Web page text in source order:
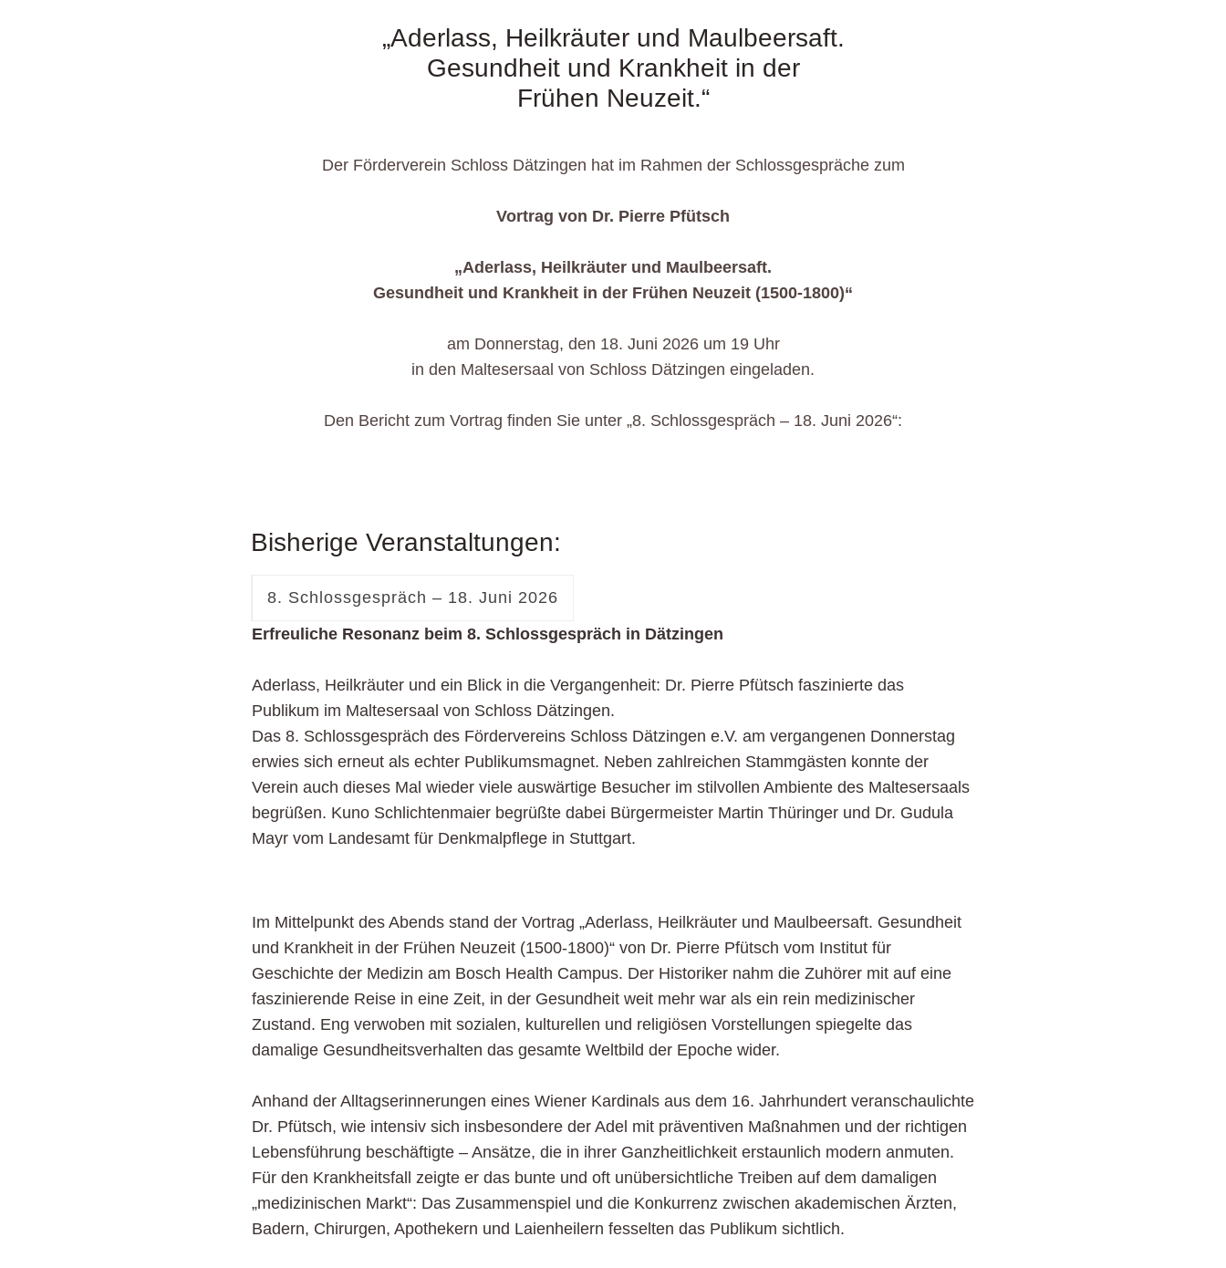
„Aderlass, Heilkräuter und Maulbeersaft.
Gesundheit und Krankheit in der
Frühen Neuzeit.“
Der Förderverein Schloss Dätzingen hat im Rahmen der Schlossgespräche zum
Vortrag von Dr. Pierre Pfütsch
„Aderlass, Heilkräuter und Maulbeersaft.
Gesundheit und Krankheit in der Frühen Neuzeit (1500-1800)“
am Donnerstag, den 18. Juni 2026 um 19 Uhr
in den Maltesersaal von Schloss Dätzingen eingeladen.
Den Bericht zum Vortrag finden Sie unter „8. Schlossgespräch – 18. Juni 2026“:
Bisherige Veranstaltungen:
8. Schlossgespräch – 18. Juni 2026
Erfreuliche Resonanz beim 8. Schlossgespräch in Dätzingen
Aderlass, Heilkräuter und ein Blick in die Vergangenheit: Dr. Pierre Pfütsch faszinierte das
Publikum im Maltesersaal von Schloss Dätzingen.
Das 8. Schlossgespräch des Fördervereins Schloss Dätzingen e.V. am vergangenen Donnerstag
erwies sich erneut als echter Publikumsmagnet. Neben zahlreichen Stammgästen konnte der
Verein auch dieses Mal wieder viele auswärtige Besucher im stilvollen Ambiente des Maltesersaals
begrüßen. Kuno Schlichtenmaier begrüßte dabei Bürgermeister Martin Thüringer und Dr. Gudula
Mayr vom Landesamt für Denkmalpflege in Stuttgart.
Im Mittelpunkt des Abends stand der Vortrag „Aderlass, Heilkräuter und Maulbeersaft. Gesundheit
und Krankheit in der Frühen Neuzeit (1500-1800)“ von Dr. Pierre Pfütsch vom Institut für
Geschichte der Medizin am Bosch Health Campus. Der Historiker nahm die Zuhörer mit auf eine
faszinierende Reise in eine Zeit, in der Gesundheit weit mehr war als ein rein medizinischer
Zustand. Eng verwoben mit sozialen, kulturellen und religiösen Vorstellungen spiegelte das
damalige Gesundheitsverhalten das gesamte Weltbild der Epoche wider.
Anhand der Alltagserinnerungen eines Wiener Kardinals aus dem 16. Jahrhundert veranschaulichte
Dr. Pfütsch, wie intensiv sich insbesondere der Adel mit präventiven Maßnahmen und der richtigen
Lebensführung beschäftigte – Ansätze, die in ihrer Ganzheitlichkeit erstaunlich modern anmuten.
Für den Krankheitsfall zeigte er das bunte und oft unübersichtliche Treiben auf dem damaligen
„medizinischen Markt“: Das Zusammenspiel und die Konkurrenz zwischen akademischen Ärzten,
Badern, Chirurgen, Apothekern und Laienheilern fesselten das Publikum sichtlich.